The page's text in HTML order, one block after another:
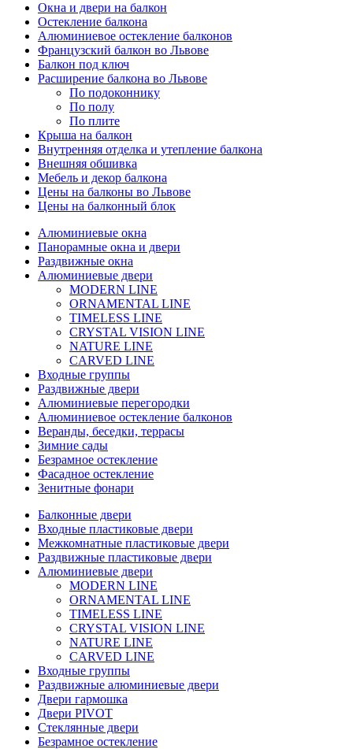
Окна и двери на балкон
Остекление балкона
Алюминиевое остекление балконов
Французский балкон во Львове
Балкон под ключ
Расширение балкона во Львове
По подоконнику
По полу
По плите
Крыша на балкон
Внутренняя отделка и утепление балкона
Внешняя обшивка
Мебель и декор балкона
Цены на балконы во Львове
Цены на балконный блок
Алюминиевые окна
Панорамные окна и двери
Раздвижные окна
Алюминиевые двери
MODERN LINE
ORNAMENTAL LINE
TIMELESS LINE
CRYSTAL VISION LINE
NATURE LINE
CARVED LINE
Входные группы
Раздвижные двери
Алюминиевые перегородки
Алюминиевое остекление балконов
Веранды, беседки, террасы
Зимние сады
Безрамное остекление
Фасадное остекление
Зенитные фонари
Балконные двери
Входные пластиковые двери
Межкомнатные пластиковые двери
Раздвижные пластиковые двери
Алюминиевые двери
MODERN LINE
ORNAMENTAL LINE
TIMELESS LINE
CRYSTAL VISION LINE
NATURE LINE
CARVED LINE
Входные группы
Раздвижные алюминиевые двери
Двери гармошка
Двери PIVOT
Стеклянные двери
Безрамное остекление